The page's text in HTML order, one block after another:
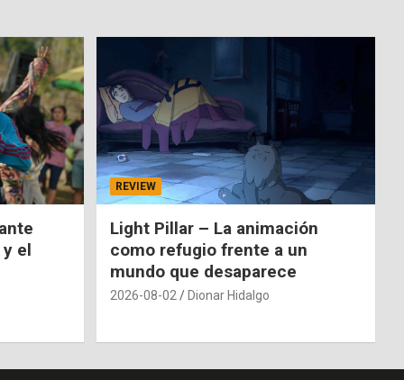
el
REVIEW
Light Pillar – La animación
como refugio frente a un
mundo que desaparece
2026-08-02 Dionar Hidalgo